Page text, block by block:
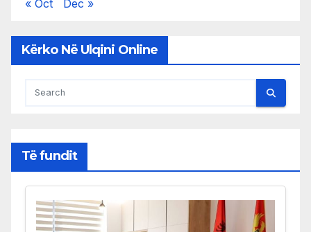
« Oct Dec »
Kërko Në Ulqini Online
Të fundit